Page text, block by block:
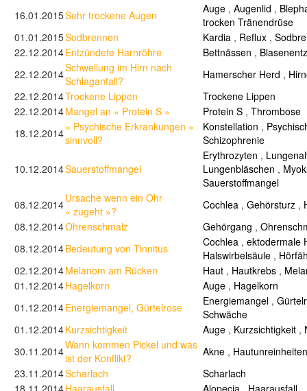
16.01.2015Sehr trockene Augen Auge , Augenlid ,
trocken Tränendrüse
01.01.2015Sodbrennen Kardia , Reflux ,
22.12.2014Entzündete Harnröhre Bettnässen ,
22.12.2014Schwellung im Hirn nach
Schlaganfall?
Hamerscher Herd ,
22.12.2014Trockene Lippen
Trockene Lippen
22.12.2014Mangel an « Protein S » Protein S , Thrombose
18.12.2014« Psychische Erkrankungen »
sinnvoll?
Konstellation ,
Schizophrenie
10.12.2014Sauerstoffmangel
Erythrozyten ,
Lungenbläschen ,
Sauerstoffmangel
08.12.2014Ursache wenn ein Ohr
« zugeht »?
Cochlea , Gehörsturz ,
08.12.2014Ohrenschmalz Gehörgang ,
08.12.2014Bedeutung von Tinnitus Cochlea , ektodermale
Halswirbelsäule ,
02.12.2014Melanom am Rücken Haut , Hautkrebs ,
01.12.2014Hagelkorn Auge , Hagelkorn
01.12.2014Energiemangel, Gürtelrose Energiemangel ,
Schwäche
01.12.2014Kurzsichtigkeit Auge , Kurzsichtigkeit ,
30.11.2014Wann kommen Pickel und was
ist der Konflikt?
Akne , Hautunreinheiten
23.11.2014Scharlach
Scharlach